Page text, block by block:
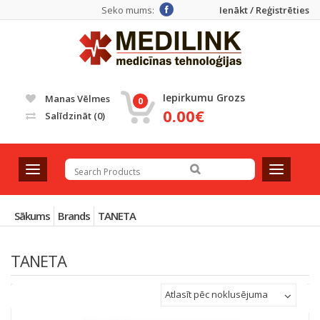
Ienākt / Reģistrēties
Seko mums:
Manas Vēlmes
Salīdzināt (0)
0 Iepirkumu Grozs
0.00€
T
o
g
g
l
n
a
T
o
g
l
a
Sākums Brands TANETA
TANETA
Atlasīt pēc noklusējuma